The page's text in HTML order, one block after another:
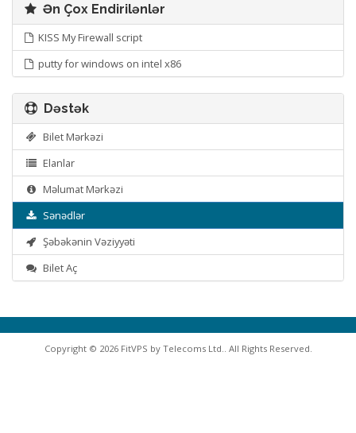
Ən Çox Endirilənlər
KISS My Firewall script
putty for windows on intel x86
Dəstək
Bilet Mərkəzi
Elanlar
Məlumat Mərkəzi
Sənədlər
Şəbəkənin Vəziyyəti
Bilet Aç
Copyright © 2026 FitVPS by Telecoms Ltd.. All Rights Reserved.